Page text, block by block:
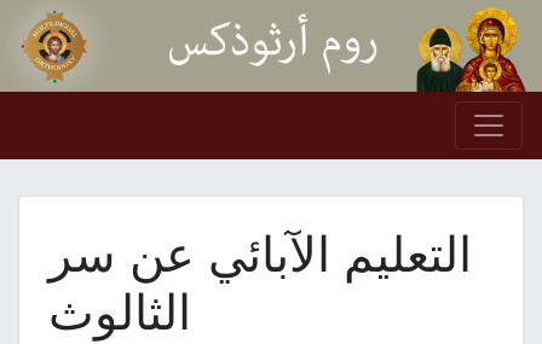
Skip to content
Main Navigation
التعليم الآبائي عن سر
الثالوث